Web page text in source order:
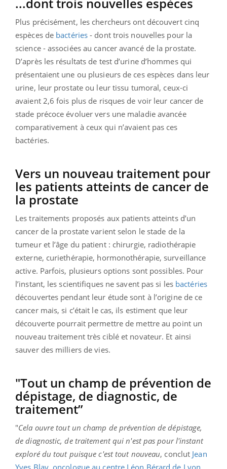
...dont trois nouvelles espèces
Plus précisément, les chercheurs ont découvert cinq
espèces de bactéries - dont trois nouvelles pour la
science - associées au cancer avancé de la prostate.
D’après les résultats de test d’urine d’hommes qui
présentaient une ou plusieurs de ces espèces dans leur
urine, leur prostate ou leur tissu tumoral, ceux-ci
avaient 2,6 fois plus de risques de voir leur cancer de
stade précoce évoluer vers une maladie avancée
comparativement à ceux qui n’avaient pas ces
bactéries.
Vers un nouveau traitement pour
les patients atteints de cancer de
la prostate
Les traitements proposés aux patients atteints d’un
cancer de la prostate varient selon le stade de la
tumeur et l’âge du patient : chirurgie, radiothérapie
externe, curiethérapie, hormonothérapie, surveillance
active. Parfois, plusieurs options sont possibles. Pour
l’instant, les scientifiques ne savent pas si les bactéries
découvertes pendant leur étude sont à l’origine de ce
cancer mais, si c’était le cas, ils estiment que leur
découverte pourrait permettre de mettre au point un
nouveau traitement très ciblé et novateur. Et ainsi
sauver des milliers de vies.
"Tout un champ de prévention de
dépistage, de diagnostic, de
traitement”
"Cela ouvre tout un champ de prévention de dépistage,
de diagnostic, de traitement qui n'est pas pour l'instant
exploré du tout puisque c'est tout nouveau, conclut Jean